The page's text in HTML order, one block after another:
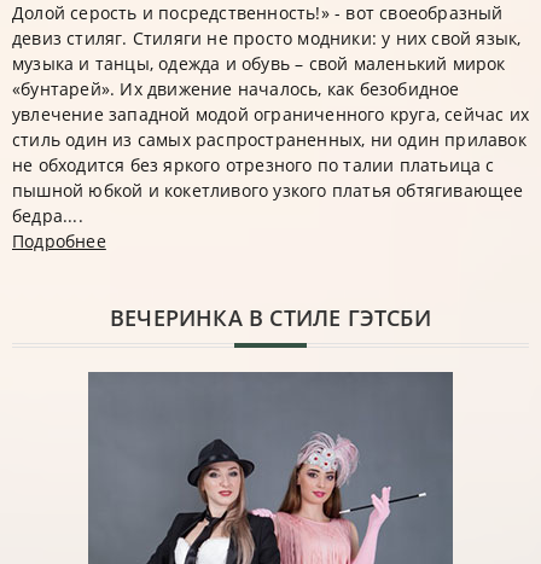
Долой серость и посредственность!» - вот своеобразный
девиз стиляг. Стиляги не просто модники: у них свой язык,
музыка и танцы, одежда и обувь – свой маленький мирок
«бунтарей». Их движение началось, как безобидное
увлечение западной модой ограниченного круга, сейчас их
стиль один из самых распространенных, ни один прилавок
не обходится без яркого отрезного по талии платьица с
пышной юбкой и кокетливого узкого платья обтягивающее
бедра....
Подробнее
ВЕЧЕРИНКА В СТИЛЕ ГЭТСБИ